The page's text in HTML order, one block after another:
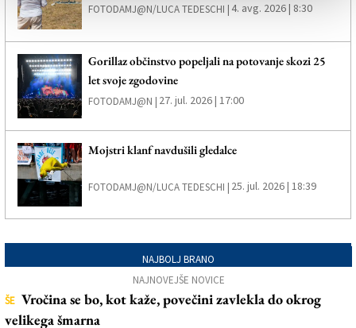
FOTODAMJ@N/LUCA TEDESCHI |4. avg. 2026 | 8:30
Gorillaz občinstvo popeljali na potovanje skozi 25
let svoje zgodovine
FOTODAMJ@N | 27. jul. 2026 | 17:00
Mojstri klanf navdušili gledalce
FOTODAMJ@N/LUCA TEDESCHI | 25. jul. 2026 | 18:39
NAJBOLJ BRANO
NAJNOVEJŠE NOVICE
ŠE Vročina se bo, kot kaže, povečini zavlekla do okrog
velikega šmarna